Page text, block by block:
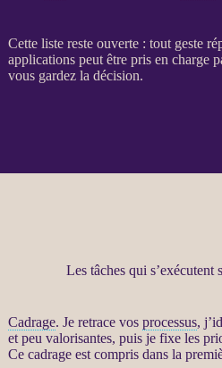
Cette liste reste ouverte : tout geste
applicationspeut être pris en charge
vous gardez la décision.
Les tâches qui s’exécutent
Cadrage. Je retrace vos processus,
et peu valorisantes, puis je fixe les
Ce cadrageest compris dans la